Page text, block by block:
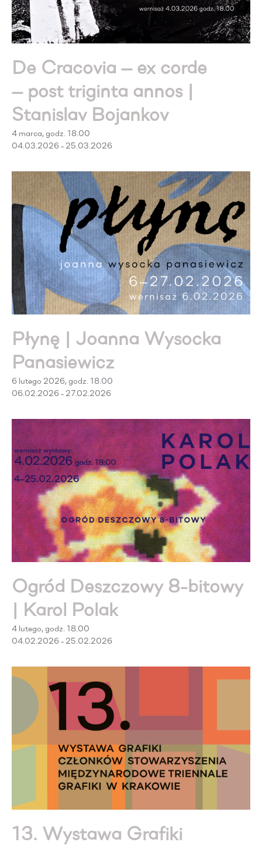
De Cracovia — ex corde
— post triginta annos |
Stanislav Bojankov
4 marca, godz. 18.00
04.03.2026 - 25.03.2026
Płynę | Joanna Wysocka
Panasiewicz
6 lutego 2026, godz. 18.00
06.02.2026 - 27.02.2026
Ogród Deszczowy 8-bitowy
| Karol Polak
4 lutego, godz. 18.00
04.02.2026 - 25.02.2026
13. Wystawa Grafiki